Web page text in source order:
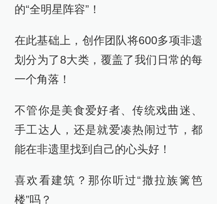
间还有模拟鸟叫虫鸣。神奇的是它没
有乐谱，全靠口传心授，代代相传。
有了这样一张“非遗地图”，我们才会发
现：非遗不是一个模糊的概念，而是
一个成体系、有脉络的文化宝库。
也只有真正看到这些丰富多彩的案
例，你才能明白什么叫“中华文化的博
大精深”，才会忍不住为我们老祖宗的
脑洞和手艺疯狂点赞！